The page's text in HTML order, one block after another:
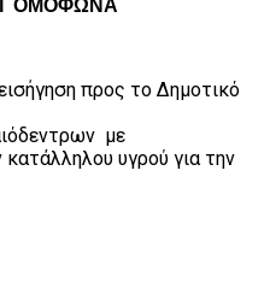
ΟΜΟΦΩΝΑ
προς το Δημοτικό
με
κατάλληλου υγρού για την